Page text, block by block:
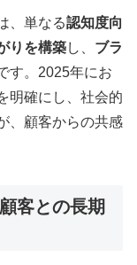
、単なる認知度向
りを構築し、 ブラ
す。2025年にお
明確にし、社会的
、顧客からの共感
客との長期